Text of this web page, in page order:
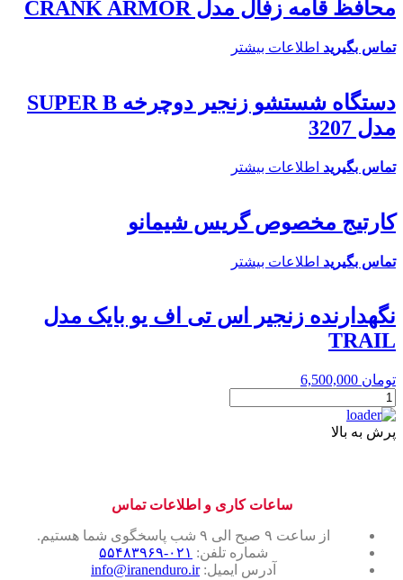
محافظ قامه زفال مدل CRANK ARMOR
تماس بگیرید اطلاعات بیشتر
دستگاه شستشو زنجیر دوچرخه SUPER B
مدل 3207
تماس بگیرید اطلاعات بیشتر
کارتیج مخصوص گریس شیمانو
تماس بگیرید اطلاعات بیشتر
نگهدارنده زنجیر اس تی اف یو بایک مدل
TRAIL
تومان
نگهدارنده
زنجیر
اس
TRAIL
پرش به بالا
ساعات کاری و اطلاعات تماس
از ساعت ۹ صبح الی ۹ شب پاسخگوی شما هستیم.
شماره تلفن: ۰۲۱-۵۵۴۸۳۹۶۹
آدرس ایمیل:info@iranenduro.ir